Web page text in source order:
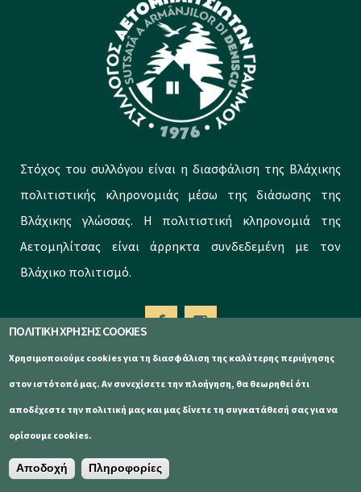
Στόχος του συλλόγου είναι η διασφάλιση της Βλάχικης
πολιτιστικής κληρονομιάς μέσω της διάσωσης της
Βλάχικης γλώσσας. Η πολιτιστική κληρονομιά της
Αετομηλίτσας είναι άρρηκτα συνδεδεμένη με τον
Βλάχικο πολιτισμό.
Menu
Ο Σύλλογος
ΠΟΛΙΤΙΚΗ ΧΡΗΣΗΣ COOKIES
Χρησιμοποιούμε cookies για τη διασφάλιση της καλύτερης περιήγησης
στον ιστότοπό μας. Αν συνεχίσετε την πλοήγηση, θα θεωρηθεί ότι
αποδέχεστε την πολιτική μας και μας δίνετε τη συγκατάθεσή σας για να
ορίσουμε cookies.
Αποδοχή Πληροφορίες